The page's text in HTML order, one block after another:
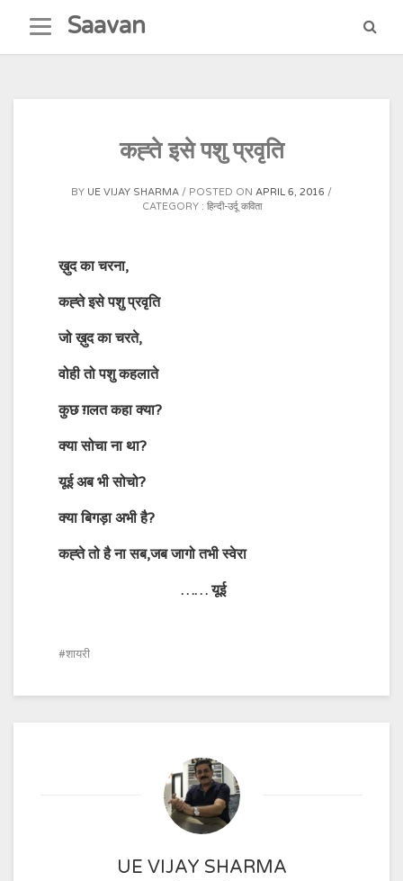
content
Saavan
कह्ते इसे पशु प्रवृति
BY UE VIJAY SHARMA POSTED ON APRIL 6, 2016
CATEGORY : हिन्दी-उर्दू कविता
ख़ुद का चरना,
कह्ते इसे पशु प्रवृति
जो ख़ुद का चरते,
वोही तो पशु कहलाते
कुछ ग़लत कहा क्या?
क्या सोचा ना था?
यूई अब भी सोचो?
क्या बिगड़ा अभी है?
कह्ते तो है ना सब,जब जागो तभी स्वेरा
……यूई
शायरी
UE VIJAY SHARMA